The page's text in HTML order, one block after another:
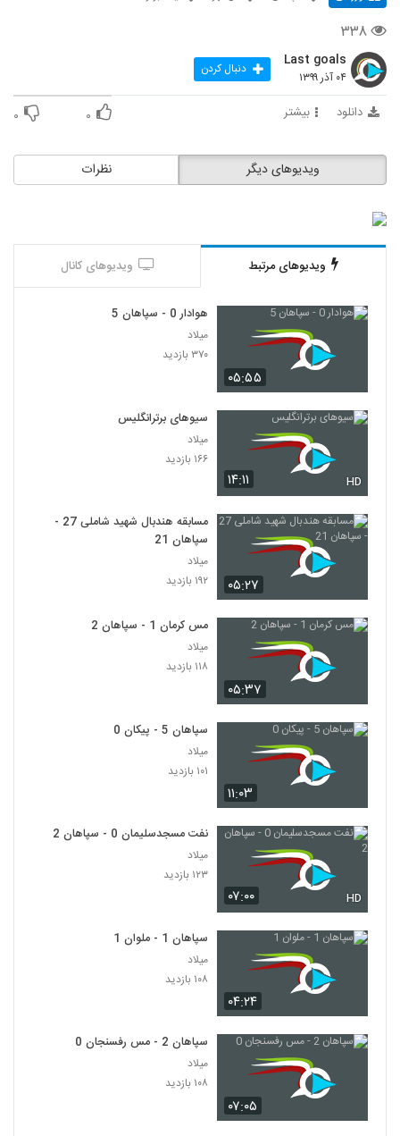
۳۳۸
Last goals
۰۴ آذر ۱۳۹۹ دنبال کردن
دانلود بیشتر ۰ ۰
نظرات ویدیوهای دیگر
ویدیوهای مرتبط ویدیوهای کانال
۰۵:۵۵
هوادار 0 - سپاهان 5
میلاد
۳۷۰ بازدید
۱۴:۱۱ HD
سیوهای برترانگلیس
میلاد
۱۶۶ بازدید
۰۵:۲۷
مسابقه هندبال شهید شاملی 27 -
سپاهان 21
میلاد
۱۹۲ بازدید
۰۵:۳۷
مس کرمان 1 - سپاهان 2
میلاد
۱۱۸ بازدید
۱۱:۰۳
سپاهان 5 - پیکان 0
میلاد
۱۰۱ بازدید
۰۷:۰۰ HD
نفت مسجدسلیمان 0 - سپاهان 2
میلاد
۱۲۳ بازدید
۰۴:۲۴
سپاهان 1 - ملوان 1
میلاد
۱۰۸ بازدید
۰۷:۰۵
سپاهان 2 - مس رفسنجان 0
میلاد
۱۰۸ بازدید